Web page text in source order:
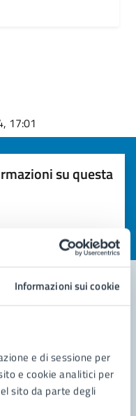
Informazioni sui cookie
e di sessione per
e cookie analitici per
sito da parte degli
17:01
su questa
1 a 5 stelle)la chiarezza delle